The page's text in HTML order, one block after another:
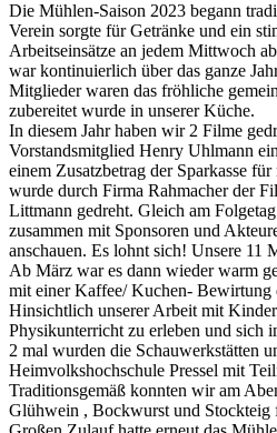
Die Mühlen-Saison 2023 begann
Verein sorgte für Getränke und ein
Arbeitseinsätze an jedem Mittwoch
war kontinuierlich über das ganze
Mitglieder waren das fröhliche
zubereitet wurde in unserer Küche.
In diesem Jahr haben wir 2 Filme
Vorstandsmitglied Henry Uhlmann
einem Zusatzbetrag der Sparkasse
wurde durch Firma Rahmacher der
Littmann gedreht. Gleich am
zusammen mit Sponsoren und
anschauen. Es lohnt sich! Unsere 11
Ab März war es dann wieder warm
mit einer Kaffee/ Kuchen- Bewirtung
Hinsichtlich unserer Arbeit mit
Physikunterricht zu erleben und sich
2 mal wurden die Schauwerkstätten
Heimvolkshochschule Pressel mit
Traditionsgemäß konnten wir am
Glühwein , Bockwurst und Stockteig